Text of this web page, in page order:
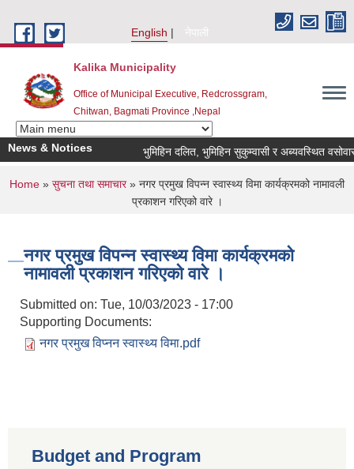
English
नेपाली
Kalika Municipality
Office of Municipal Executive, Redcrossgram,
Chitwan, Bagmati Province ,Nepal
News & Notices भुमिहिन दलित, भुमिहिन सुकुम्वासी र अब्यवस्थित
You are here
Home » सुचना तथा समाचार» नगर प्रमुख विपन्न स्‍वास्थ्य विमा कार्यक्रमको नामावली
प्रकाशन गरिएको वारे ।
नगर प्रमुख विपन्न स्‍वास्थ्य विमा कार्यक्रमको
नामावली प्रकाशन गरिएको वारे ।
Submitted on: Tue, 10/03/2023 - 17:00
Supporting Documents:
नगर प्रमुख विप्नन स्वास्थ्य विमा.pdf
Budget and Program